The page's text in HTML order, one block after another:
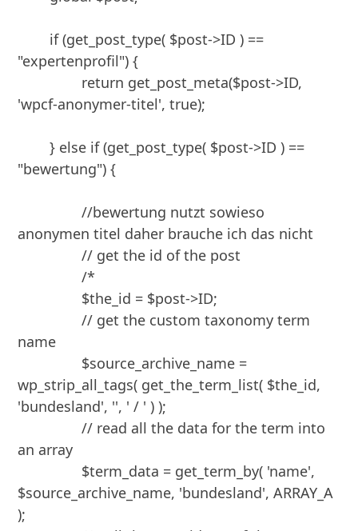
"expertenprofil") {
'wpcf-anonymer-titel', true);
	} else if (get_post_type( $post->ID ) ==
"bewertung") {
		//bewertung nutzt sowieso
anonymen titel daher brauche ich das nicht
		// get the id of the post
		/*
		// get the custom taxonomy term
name
wp_strip_all_tags( get_the_term_list( $the_id,
'bundesland', '', ' / ' ) );
		// read all the data for the term into
an array
$source_archive_name, 'bundesland', ARRAY_A
);